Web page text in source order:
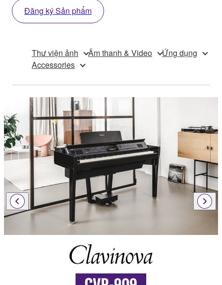
Đăng ký Sản phẩm
Thư viện ảnh Âm thanh & Video
Ứng dụng
Accessories